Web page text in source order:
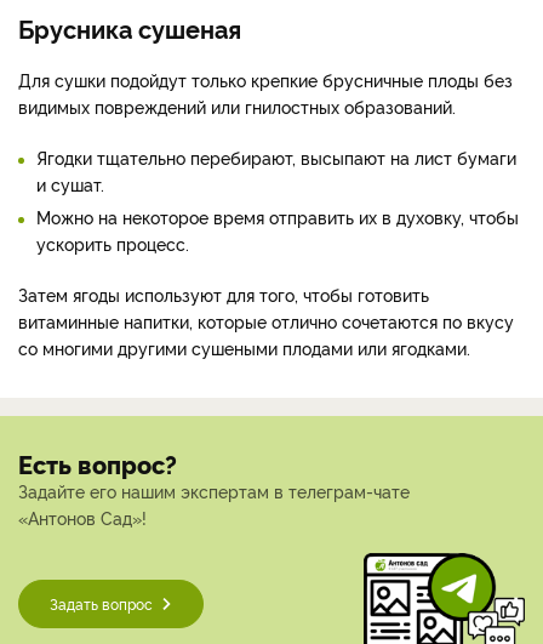
Брусника сушеная
Для сушки подойдут только крепкие брусничные плоды без
видимых повреждений или гнилостных образований.
Ягодки тщательно перебирают, высыпают на лист бумаги
и сушат.
Можно на некоторое время отправить их в духовку, чтобы
ускорить процесс.
Затем ягоды используют для того, чтобы готовить
витаминные напитки, которые отлично сочетаются по вкусу
со многими другими сушеными плодами или ягодками.
Есть вопрос?
Задайте его нашим экспертам в телеграм-чате
«Антонов Сад»!
Задать вопрос